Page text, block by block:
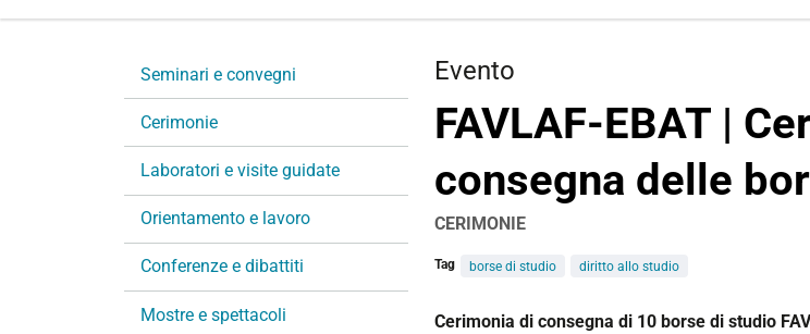
Evento
FAVLAF-EBAT |
consegna delle
CERIMONIE
Tag borse di studio diritto allo studio
https://www.unife.it/it/eventi/2026/favlaf-
Cerimonia di consegna di 10 borse di studio
i
a
i
n
Seminari e convegni
Cerimonie
Laboratori e visite guidate
Orientamento e lavoro
Conferenze e dibattiti
Mostre e spettacoli